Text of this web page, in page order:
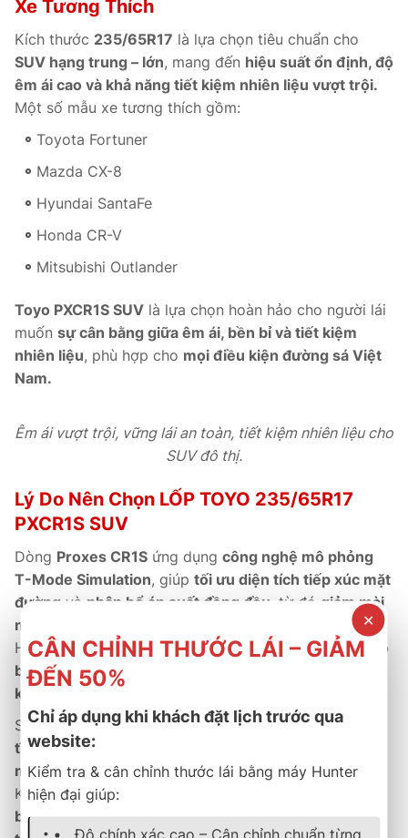
Xe Tương Thích
Kích thước 235/65R17 là lựa chọn tiêu chuẩn cho
SUV hạng trung – lớn, mang đến hiệu suất ổn định, độ
êm ái cao và khả năng tiết kiệm nhiên liệu vượt trội.
Một số mẫu xe tương thích gồm:
Toyota Fortuner
Mazda CX-8
Hyundai SantaFe
Honda CR-V
Mitsubishi Outlander
Toyo PXCR1S SUV là lựa chọn hoàn hảo cho người lái
muốn sự cân bằng giữa êm ái, bền bỉ và tiết kiệm
nhiên liệu, phù hợp cho mọi điều kiện đường sá Việt
Nam.
Êm ái vượt trội, vững lái an toàn, tiết kiệm nhiên liệu cho
SUV đô thị.
Lý Do Nên Chọn LỐP TOYO 235/65R17
PXCR1S SUV
Dòng Proxes CR1S ứng dụng công nghệ mô phỏng
T-Mode Simulation, giúp tối ưu diện tích tiếp xúc mặt
đường và phân bổ áp suất đồng đều , từ đó giảm mài
mòn và tăng tuổi thọ gai lốp.
Hợp chất Nano Balance Compound giúp nâng cao độ
bám đường,giảm lực cản lăn
kiệm nhiên liệu cho SUV đô thị.
So với dòng PXCF2 SUV,PXCR1S êm hơn 25%, yên
tĩnh hơn và bền hơn 20%
mượt, ổn định và an toàn hơn.
Khi mua tạiB-Select Thành Phát
bảo hành chính hãng Toyo, cùngdịch vụ hậu mãi tận
✕
CÂN CHỈNH THƯỚC LÁI – GIẢM
ĐẾN 50%
Chỉ áp dụng khi khách đặt lịch trước qua
website:
Kiểm tra & cân chỉnh thước lái bằng máy Hunter
hiện đại giúp:
Độ chính xác cao – Cân chỉnh chuẩn từng